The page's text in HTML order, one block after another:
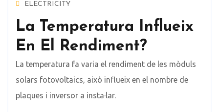
ELECTRICITY
La Temperatura Influeix
En El Rendiment?
La temperatura fa varia el rendiment de les mòduls
solars fotovoltaics, això influeix en el nombre de
plaques i inversor a insta·lar.